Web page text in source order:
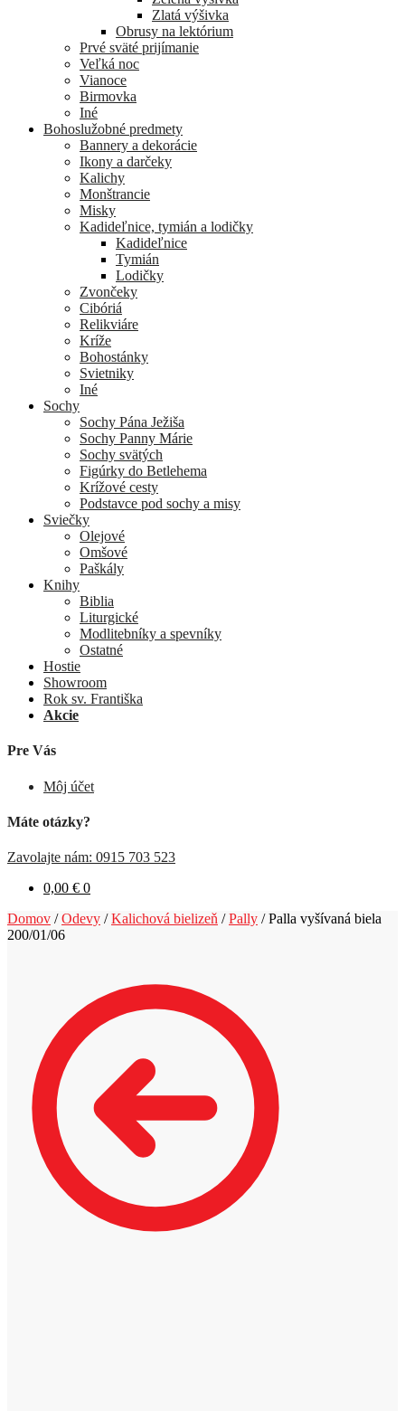
Zlatá výšivka
Obrusy na lektórium
Prvé sväté prijímanie
Veľká noc
Vianoce
Birmovka
Iné
Bohoslužobné predmety
Bannery a dekorácie
Ikony a darčeky
Kalichy
Monštrancie
Misky
Kadideľnice, tymián a lodičky
Kadideľnice
Tymián
Lodičky
Zvončeky
Cibóriá
Relikviáre
Kríže
Bohostánky
Svietniky
Iné
Sochy
Sochy Pána Ježiša
Sochy Panny Márie
Sochy svätých
Figúrky do Betlehema
Krížové cesty
Podstavce pod sochy a misy
Sviečky
Olejové
Omšové
Paškály
Knihy
Biblia
Liturgické
Modlitebníky a spevníky
Ostatné
Hostie
Showroom
Rok sv. Františka
Akcie
Pre Vás
Môj účet
Máte otázky?
Zavolajte nám: 0915 703 523
0,00 € 0
Domov /Odevy /Kalichová bielizeň /Pally /Palla vyšívaná biela
200/01/06